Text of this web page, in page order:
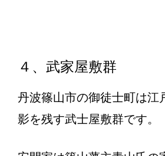
４、武家屋敷群
丹波篠山市の御徒士町は江
影を残す武士屋敷群です。